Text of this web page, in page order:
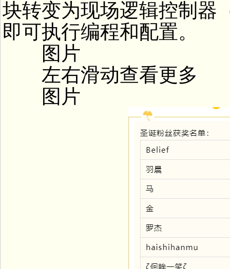
块转变为现场逻辑控制器
即可执行编程和配置。
图片
左右滑动查看更多
图片